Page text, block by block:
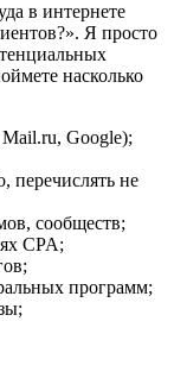
в интернете
Я просто
насколько
Google);
перечислять не
сообществ;
CPA;
программ;